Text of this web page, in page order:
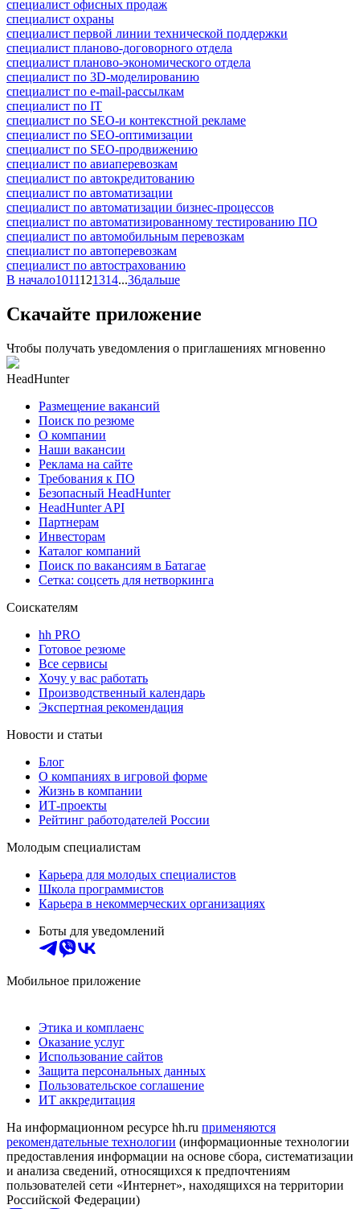
специалист офисных продаж
специалист охраны
специалист первой линии технической поддержки
специалист планово-договорного отдела
специалист планово-экономического отдела
специалист по 3D-моделированию
специалист по e-mail-рассылкам
специалист по IT
специалист по SEO-и контекстной рекламе
специалист по SEO-оптимизации
специалист по SEO-продвижению
специалист по авиаперевозкам
специалист по автокредитованию
специалист по автоматизации
специалист по автоматизации бизнес-процессов
специалист по автоматизированному тестированию ПО
специалист по автомобильным перевозкам
специалист по автоперевозкам
специалист по автострахованию
В начало1011121314...36дальше
Скачайте приложение
Чтобы получать уведомления о приглашениях мгновенно
HeadHunter
Размещение вакансий
Поиск по резюме
О компании
Наши вакансии
Реклама на сайте
Требования к ПО
Безопасный HeadHunter
HeadHunter API
Партнерам
Инвесторам
Каталог компаний
Поиск по вакансиям в Батагае
Сетка: соцсеть для нетворкинга
Соискателям
hh PRO
Готовое резюме
Все сервисы
Хочу у вас работать
Производственный календарь
Экспертная рекомендация
Новости и статьи
Блог
О компаниях в игровой форме
Жизнь в компании
ИТ-проекты
Рейтинг работодателей России
Молодым специалистам
Карьера для молодых специалистов
Школа программистов
Карьера в некоммерческих организациях
Боты для уведомлений
Мобильное приложение
Этика и комплаенс
Оказание услуг
Использование сайтов
Защита персональных данных
Пользовательское соглашение
ИТ аккредитация
На информационном ресурсе hh.ru применяются
рекомендательные технологии (информационные технологии
предоставления информации на основе сбора, систематизации
и анализа сведений, относящихся к предпочтениям
пользователей сети «Интернет», находящихся на территории
Российской Федерации)